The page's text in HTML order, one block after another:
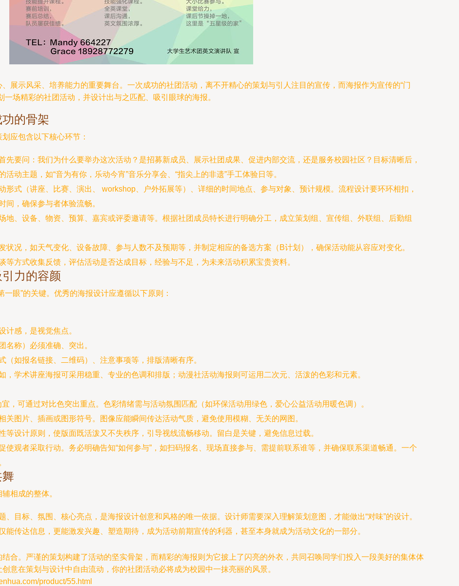
展示风采、培养能力的重要舞台。一次成功的社团活动，离不开精心的策划与引人注目的宣传，而海报作为宣传的“门
场精彩的社团活动，并设计出与之匹配、吸引眼球的海报。
的骨架
应包含以下核心环节：
先要问：我们为什么要举办这次活动？是招募新成员、展示社团成果、促进内部交流，还是服务校园社区？目标清晰后，
动主题，如“音为有你，乐动今宵”音乐分享会、“指尖上的非遗”手工体验日等。
形式（讲座、比赛、演出、 workshop、户外拓展等）、详细的时间地点、参与对象、预计规模。流程设计要环环相扣，
间，确保参与者体验流畅。
地、设备、物资、预算、嘉宾或评委邀请等。根据社团成员特长进行明确分工，成立策划组、宣传组、外联组、后勤组
状况，如天气变化、设备故障、参与人数不及预期等，并制定相应的备选方案（B计划），确保活动能从容应对变化。
等方式收集反馈，评估活动是否达成目标，经验与不足，为未来活动积累宝贵资料。
力的容颜
眼”的关键。优秀的海报设计应遵循以下原则：
计感，是视觉焦点。
名称）必须准确、突出。
（如报名链接、二维码）、注意事项等，排版清晰有序。
，学术讲座海报可采用稳重、专业的色调和排版；动漫社活动海报则可运用二次元、活泼的色彩和元素。
，可通过对比色突出重点。色彩情绪需与活动氛围匹配（如环保活动用绿色，爱心公益活动用暖色调）。
关图片、插画或图形符号。图像应能瞬间传达活动气质，避免使用模糊、无关的网图。
等设计原则，使版面既活泼又不失秩序，引导视线流畅移动。留白是关键，避免信息过载。
使观者采取行动。务必明确告知“如何参与”，如扫码报名、现场直接参与、需提前联系谁等，并确保联系渠道畅通。一个
相成的整体。
、目标、氛围、核心亮点，是海报设计创意和风格的唯一依据。设计师需要深入理解策划意图，才能做出“对味”的设计。
能传达信息，更能激发兴趣、塑造期待，成为活动前期宣传的利器，甚至本身就成为活动文化的一部分。
合。严谨的策划构建了活动的坚实骨架，而精彩的海报则为它披上了闪亮的外衣，共同召唤同学们投入一段美好的集体体
意在策划与设计中自由流动，你的社团活动必将成为校园中一抹亮丽的风景。
product/55.html